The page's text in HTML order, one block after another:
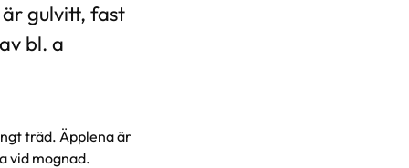
gulvitt, fast
bl. a
träd. Äpplena är
vid mognad.